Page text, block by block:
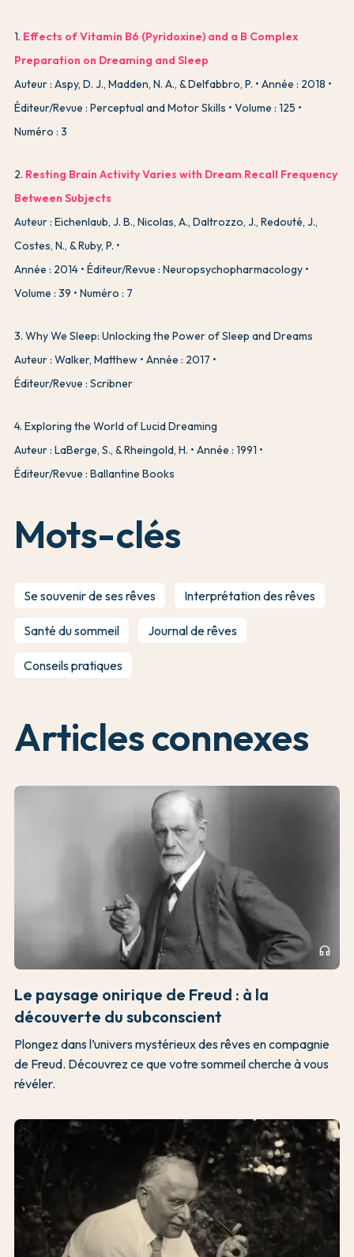
1. Effects of Vitamin B6 (Pyridoxine) and a B Complex
Preparation on Dreaming and Sleep
Auteur : Aspy, D. J., Madden, N. A., & Delfabbro, P.
Année : 2018
Éditeur/Revue : Perceptual and Motor Skills
Volume : 125
Numéro : 3
2. Resting Brain Activity Varies with Dream Recall Frequency
Between Subjects
Auteur : Eichenlaub, J. B., Nicolas, A., Daltrozzo, J., Redouté, J.,
Costes, N., & Ruby, P.
Année : 2014
Éditeur/Revue : Neuropsychopharmacology
Volume : 39
Numéro : 7
3. Why We Sleep: Unlocking the Power of Sleep and Dreams
Auteur : Walker, Matthew
Année : 2017
Éditeur/Revue : Scribner
4. Exploring the World of Lucid Dreaming
Auteur : LaBerge, S., & Rheingold, H.
Année : 1991
Éditeur/Revue : Ballantine Books
Mots-clés
Se souvenir de ses rêves Interprétation des rêves
Santé du sommeil Journal de rêves
Conseils pratiques
Articles connexes
headphones
Le paysage onirique de Freud : à la
découverte du subconscient
Plongez dans l’univers mystérieux des rêves en compagnie
de Freud. Découvrez ce que votre sommeil cherche à vous
révéler.